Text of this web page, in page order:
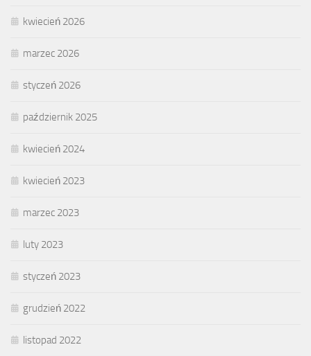
kwiecień 2026
marzec 2026
styczeń 2026
październik 2025
kwiecień 2024
kwiecień 2023
marzec 2023
luty 2023
styczeń 2023
grudzień 2022
listopad 2022